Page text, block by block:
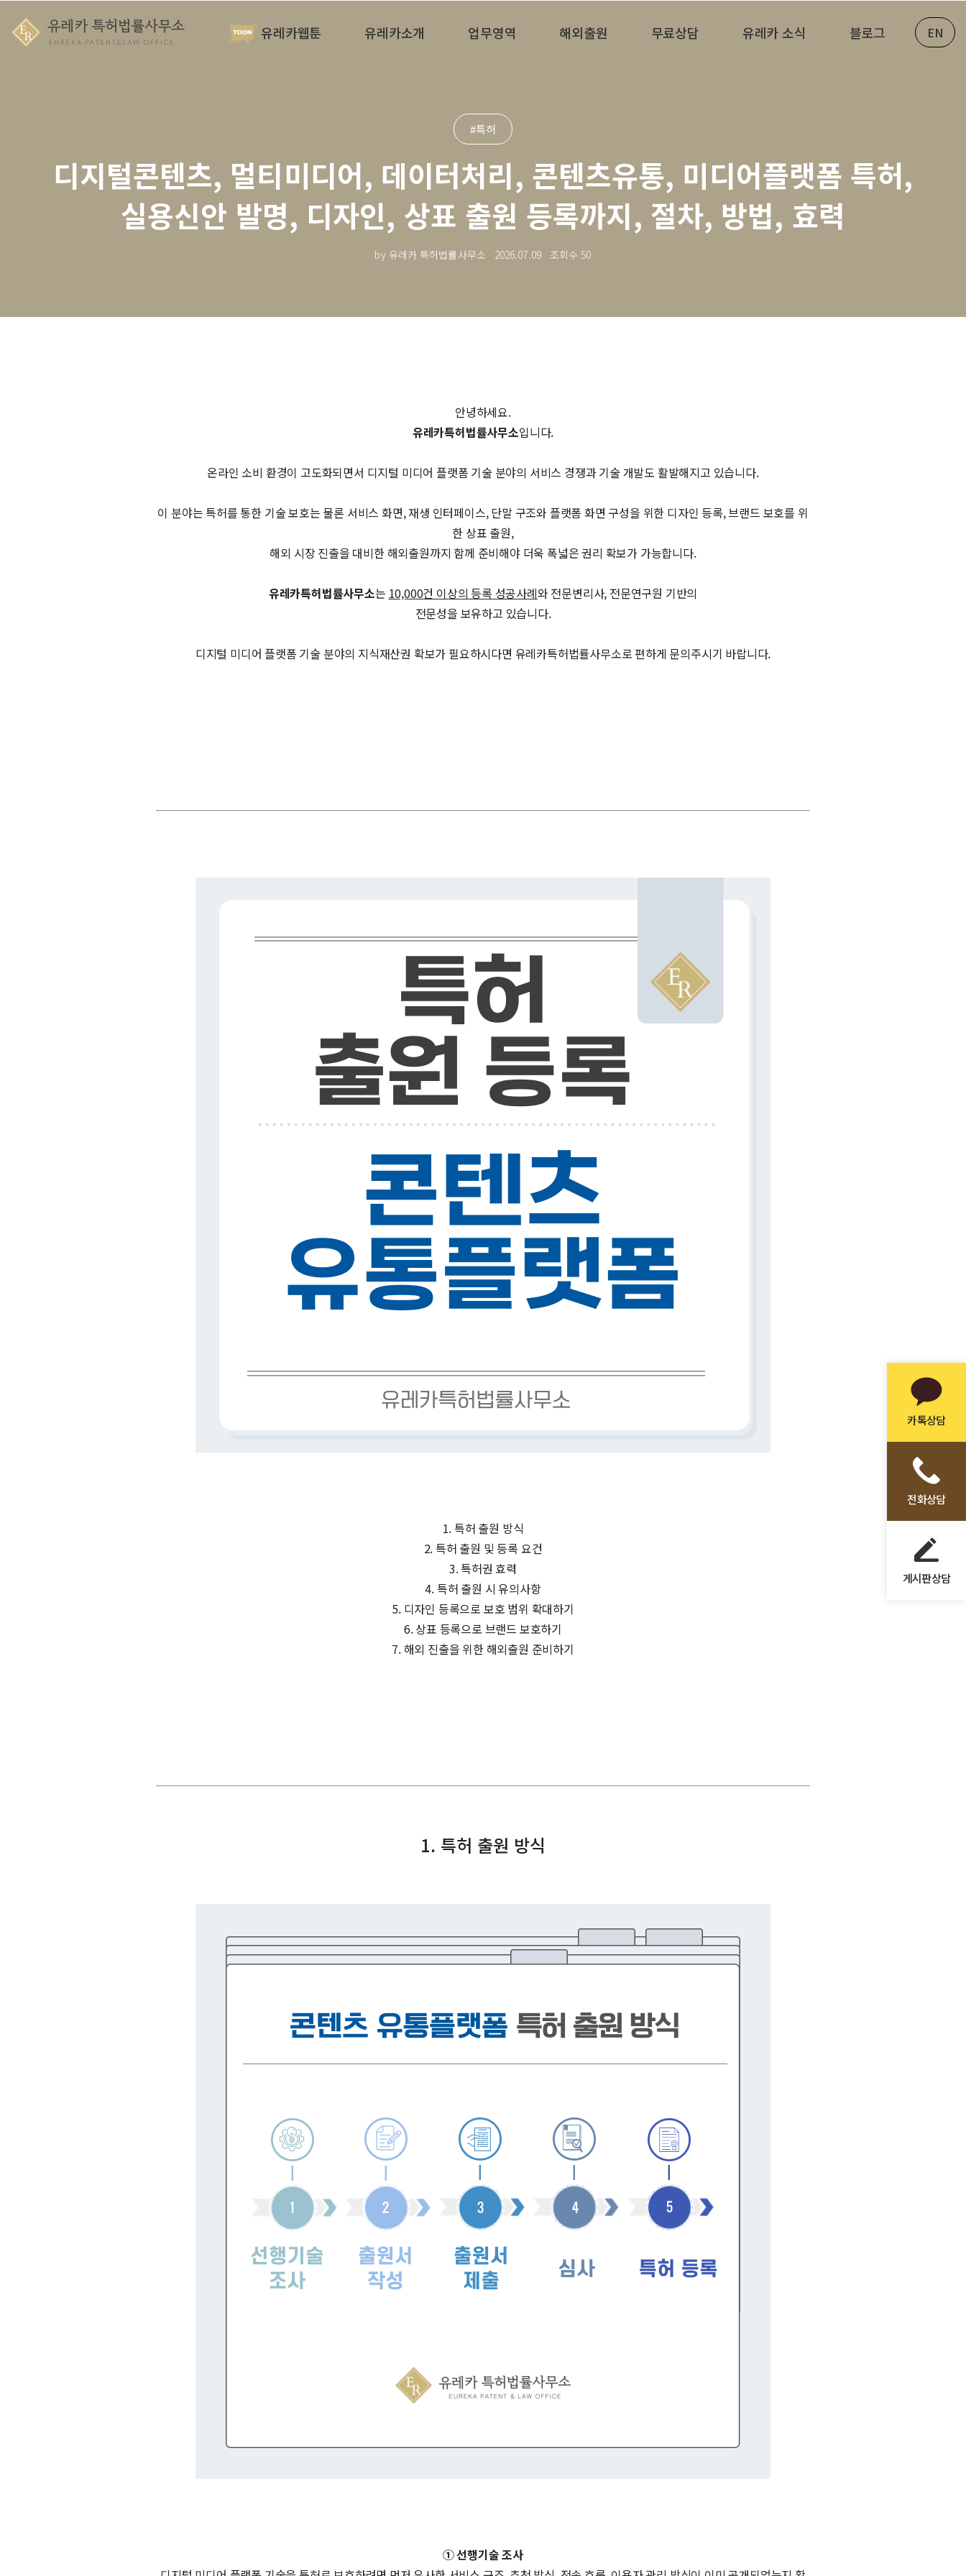
유레카웹툰 유레카소개 업무영역 해외출원 무료상담 유레카 소식 블로그 EN
카톡상담
전화상담
게시판상담
#특허
디지털콘텐츠, 멀티미디어, 데이터처리, 콘텐츠유통, 미디어플랫폼 특허,
실용신안 발명, 디자인, 상표 출원 등록까지, 절차, 방법, 효력
by 유레카 특허법률사무소 2026.07.09 조회수 50
안녕하세요.
유레카특허법률사무소입니다.
온라인 소비 환경이 고도화되면서 디지털 미디어 플랫폼 기술 분야의 서비스 경쟁과 기술 개발도 활발해지고 있습니다.
이 분야는 특허를 통한 기술 보호는 물론 서비스 화면, 재생 인터페이스, 단말 구조와 플랫폼 화면 구성을 위한 디자인 등록, 브랜드 보호를 위
한 상표 출원,
해외 시장 진출을 대비한 해외출원까지 함께 준비해야 더욱 폭넓은 권리 확보가 가능합니다.
유레카특허법률사무소는 10,000건 이상의 등록 성공사례와 전문변리사, 전문연구원 기반의
전문성을 보유하고 있습니다.
디지털 미디어 플랫폼 기술 분야의 지식재산권 확보가 필요하시다면 유레카특허법률사무소로 편하게 문의주시기 바랍니다.
1. 특허 출원 방식
2. 특허 출원 및 등록 요건
3. 특허권 효력
4. 특허 출원 시 유의사항
5. 디자인 등록으로 보호 범위 확대하기
6. 상표 등록으로 브랜드 보호하기
7. 해외 진출을 위한 해외출원 준비하기
1. 특허 출원 방식
① 선행기술 조사